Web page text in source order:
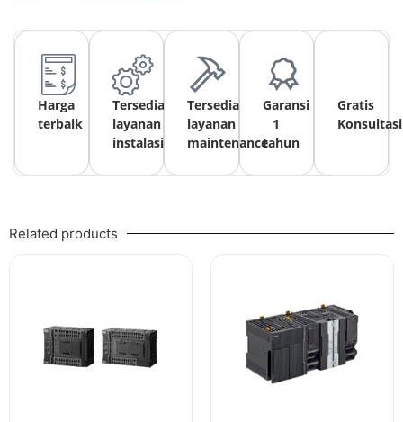
Harga
terbaik
Tersedia
layanan
instalasi
Tersedia
layanan
maintenance
Garansi
1
tahun
Gratis
Konsultasi
Related products